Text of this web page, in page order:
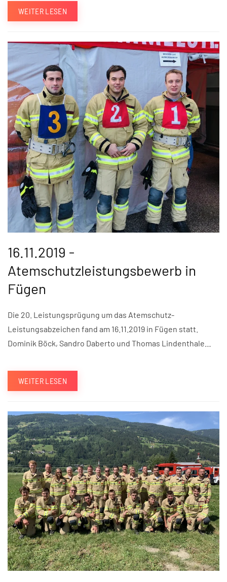
WEITER LESEN
16.11.2019 -
Atemschutzleistungsbewerb in
Fügen
Die 20. Leistungsprügung um das Atemschutz-
Leistungsabzeichen fand am 16.11.2019 in Fügen statt.
Dominik Böck, Sandro Daberto und Thomas Lindenthale…
WEITER LESEN